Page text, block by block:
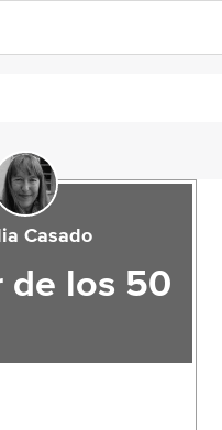
Casado
de los 50